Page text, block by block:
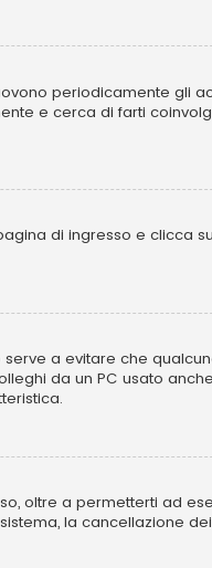
periodicamente gli
e cerca di farti
di ingresso e clicca su
a evitare che
da un PC usato
oltre a permetterti ad
la cancellazione